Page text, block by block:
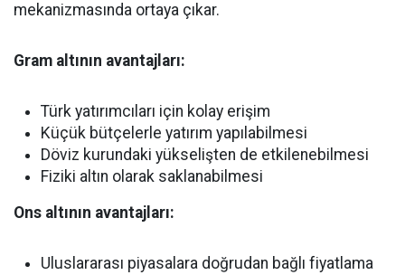
mekanizmasında ortaya çıkar.
Gram altının avantajları:
Türk yatırımcıları için kolay erişim
Küçük bütçelerle yatırım yapılabilmesi
Döviz kurundaki yükselişten de etkilenebilmesi
Fiziki altın olarak saklanabilmesi
Ons altının avantajları:
Uluslararası piyasalara doğrudan bağlı fiyatlama